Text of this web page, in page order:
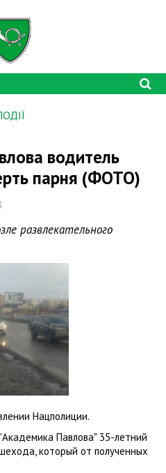
водитель
парня (ФОТО)
развлекательного
Нацполиции.
Павлова" 35-летний
который от полученных